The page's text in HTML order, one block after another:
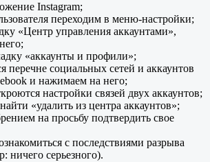
Instagram;
переходим в меню-настройки;
«Центр управления аккаунтами»,
«аккаунты и профили»;
перечне социальных сетей и аккаунтов
и нажимаем на него;
настройки связей двух аккаунтов;
«удалить из центра аккаунтов»;
на просьбу подтвердить свое
с последствиями разрыва
ничего серьезного).